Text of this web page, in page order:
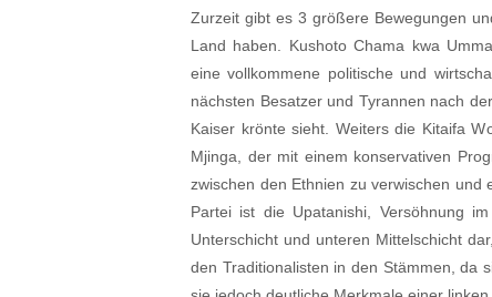
Zurzeit gibt es 3 größere Bewegungen
Land haben. Kushoto Chama kwa
eine vollkommene politische und
nächsten Besatzer und Tyrannen nach
Kaiser krönte sieht. Weiters die Kitaifa
Mjinga, der mit einem konservativen
zwischen den Ethnien zu verwischen und
Partei ist die Upatanishi, Versöhnung
Unterschicht und unteren Mittelschicht
den Traditionalisten in den Stämmen, da